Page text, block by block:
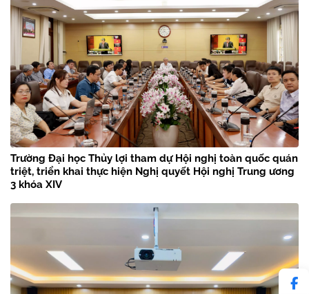
Trường Đại học Thủy lợi tham dự Hội nghị toàn quốc quán
triệt, triển khai thực hiện Nghị quyết Hội nghị Trung ương
3 khóa XIV